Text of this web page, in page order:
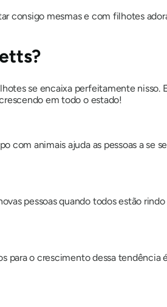
consigo mesmas e com filhotes
se encaixa perfeitamente nisso.
em todo o estado!
com animais ajuda as pessoas a se
pessoas quando todos estão rindo
para o crescimento dessa tendência